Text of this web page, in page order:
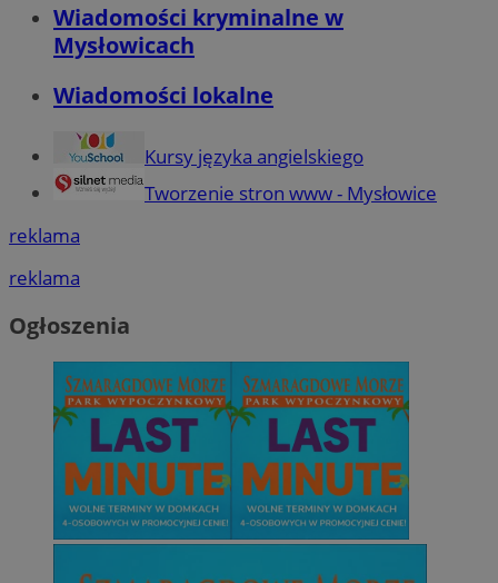
Wiadomości kryminalne w
Mysłowicach
Wiadomości lokalne
Kursy języka angielskiego
Tworzenie stron www - Mysłowice
reklama
reklama
Ogłoszenia